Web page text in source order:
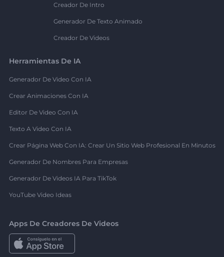
Creador De Intro
Generador De Texto Animado
Creador De Videos
Herramientas De IA
Generador De Video Con IA
Crear Animaciones Con IA
Editor De Video Con IA
Texto A Video Con IA
Crear Página Web Con IA: Crear Un Sitio Web Profesional En Minutos
Generador De Nombres Para Empresas
Generador De Videos IA Para TikTok
YouTube Video Ideas
Apps De Creadores De Videos